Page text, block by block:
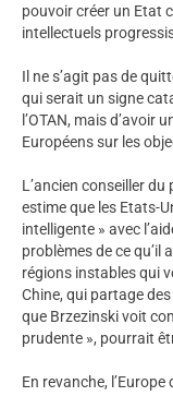
pouvoir créer un Etat
intellectuels
Il ne s’agit pas de
qui serait un signe
l’OTAN, mais d’avoir
Européens sur les
L’ancien conseiller
estime que les Etats-
intelligente » avec
problèmes de ce qu’il
régions instables qui
Chine, qui partage
que Brzezinski voit
prudente », pourrait
En revanche,